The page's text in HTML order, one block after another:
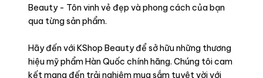
Beauty - Tôn vinh vẻ đẹp và phong cách của bạn
qua từng sản phẩm.
Hãy đến với KShop Beauty để sở hữu những thương
hiệu mỹ phẩm Hàn Quốc chính hãng. Chúng tôi cam
kết mang đến trải nghiệm mua sắm tuyệt vời với